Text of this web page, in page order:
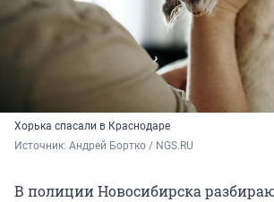
Хорька спасали в Краснодаре
Источник: Андрей Бортко / NGS.RU
В полиции Новосибирска